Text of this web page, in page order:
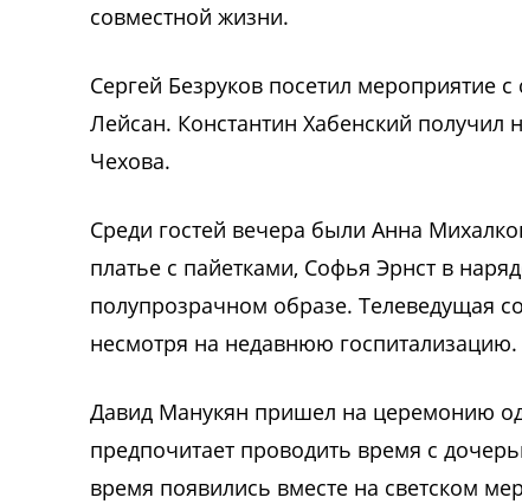
совместной жизни.
Сергей Безруков посетил мероприятие
Лейсан. Константин Хабенский получил
Чехова.
Среди гостей вечера были Анна
платье с пайетками, Софья Эрнст в
полупрозрачном образе. Телеведущая
несмотря на недавнюю госпитализацию.
Давид Манукян пришел на церемонию
предпочитает проводить время с
время появились вместе на светском